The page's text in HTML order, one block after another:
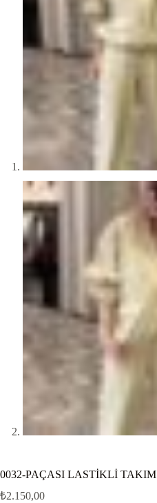
0032-PAÇASI LASTİKLİ TAKIM
₺2.150,00